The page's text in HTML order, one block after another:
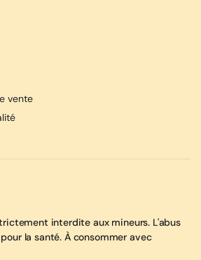
vente
interdite aux mineurs. L'abus
la santé. À consommer avec